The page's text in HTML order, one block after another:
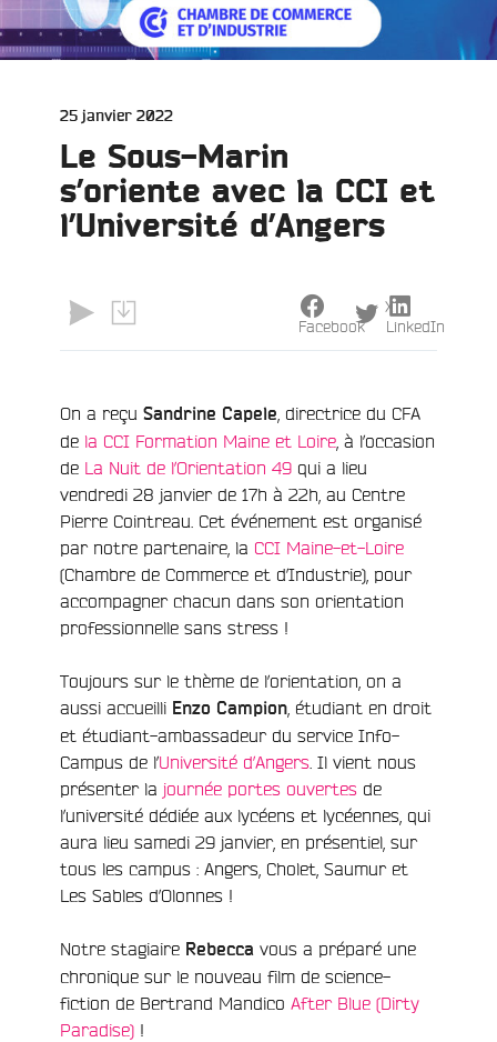
Publié
25 janvier 2022
Le Sous-Marin
s’oriente avec la CCI et
l’Université d’Angers
On a reçu Sandrine Capele , directrice du CFA
de la CCI Formation Maine et Loire , à l’occasion
de La Nuit de l’Orientation 49 qui a lieu
vendredi 28 janvier de 17h à 22h, au Centre
Pierre Cointreau. Cet événement est organisé
par notre partenaire, la CCI Maine-et-Loire
(Chambre de Commerce et d’Industrie), pour
accompagner chacun dans son orientation
professionnelle sans stress !
Toujours sur le thème de l’orientation, on a
aussi accueilli Enzo Campion , étudiant en droit
et étudiant-ambassadeur du service Info-
Campus de l’Université d’Angers . Il vient nous
présenter la journée portes ouvertes de
l’université dédiée aux lycéens et lycéennes, qui
aura lieu samedi 29 janvier, en présentiel, sur
tous les campus : Angers, Cholet, Saumur et
Les Sables d’Olonnes !
Notre stagiaire Rebecca vous a préparé une
chronique sur le nouveau film de science-
fiction de Bertrand Mandico After Blue (Dirty
Paradise) !
Facebook
X
LinkedIn